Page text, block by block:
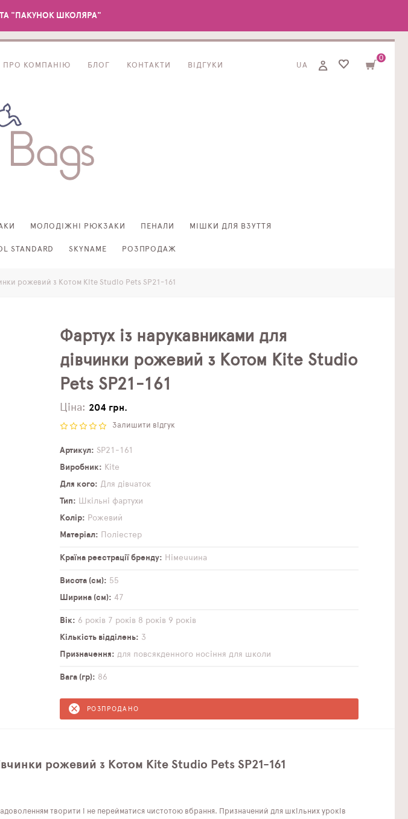
"ПАКУНОК ШКОЛЯРА"
ПРО КОМПАНІЮ БЛОГ КОНТАКТИ ВІДГУКИ UA
0
МОЛОДІЖНІ РЮКЗАКИ ПЕНАЛИ МІШКИ ДЛЯ ВЗУТТЯ
STANDARD SKYNAME РОЗПРОДАЖ
рожевий з Котом Kite Studio Pets SP21-161
Фартух із нарукавниками для
дівчинки рожевий з Котом Kite Studio
Pets SP21-161
Ціна: 204 грн.
Залишити відгук
Артикул
SP21-161
Виробник
Kite
Для кого
Для дівчаток
Тип
Шкільні фартухи
Колір
Рожевий
Матеріал
Поліестер
Країна реєстрації бренду Німеччина
Висота (см)
55
Ширина (см)
47
Вік 6 років 7 років 8 років 9 років
Кількість відділень
3
Призначення
для повсякденного носіння для школи
Вага (гр) 86
РОЗПРОДАНО
рожевий з Котом Kite Studio Pets SP21-161
творити і не перейматися чистотою вбрання. Призначений для шкільних уроків